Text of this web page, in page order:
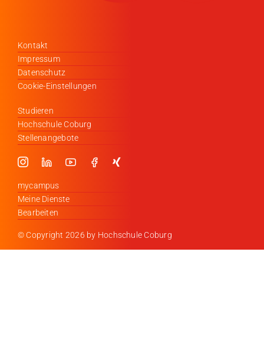
Kontakt
Impressum
Datenschutz
Cookie-Einstellungen
Studieren
Hochschule Coburg
Stellenangebote
mycampus
Meine Dienste
Bearbeiten
© Copyright 2026 by Hochschule Coburg